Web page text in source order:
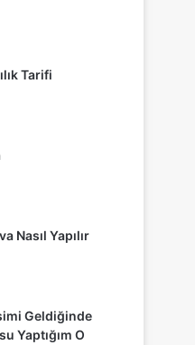
Tarifi
Nasıl Yapılır
Geldiğinde
Yaptığım O